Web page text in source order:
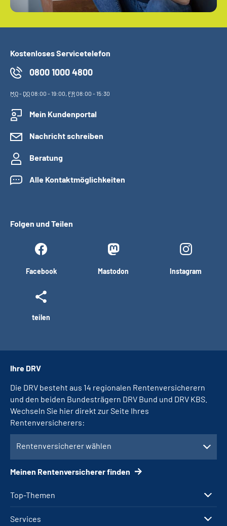
Kostenloses Servicetelefon
0800 1000 4800
MO- DO08:00 - 19:00, FR08:00 - 15:30
Mein Kundenportal
Nachricht schreiben
Beratung
Alle Kontaktmöglichkeiten
Folgen und Teilen
Facebook Mastodon Instagram
teilen
Top-Themen
Services
Ihre DRV
Die DRV besteht aus 14 regionalen Rentenversicherern
und den beiden Bundesträgern DRV Bund und DRV KBS.
Wechseln Sie hier direkt zur Seite Ihres
Rentenversicherers:
Rentenversicherer wählen
Meinen Rentenversicherer finden